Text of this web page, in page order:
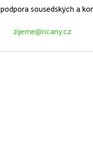
podpora sousedských a
zijeme@ricany.cz